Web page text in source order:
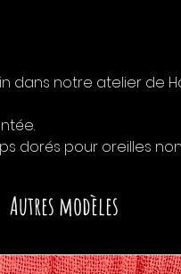
dans notre atelier de
dorés pour oreilles
Autres modèles